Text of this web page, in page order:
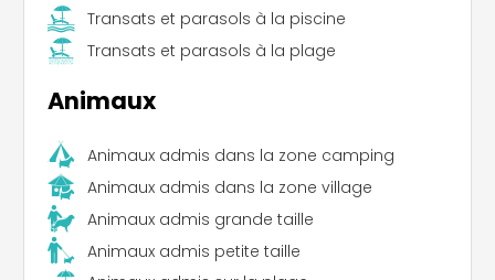
Transats et parasols à la piscine
Transats et parasols à la plage
Animaux
Animaux admis dans la zone camping
Animaux admis dans la zone village
Animaux admis grande taille
Animaux admis petite taille